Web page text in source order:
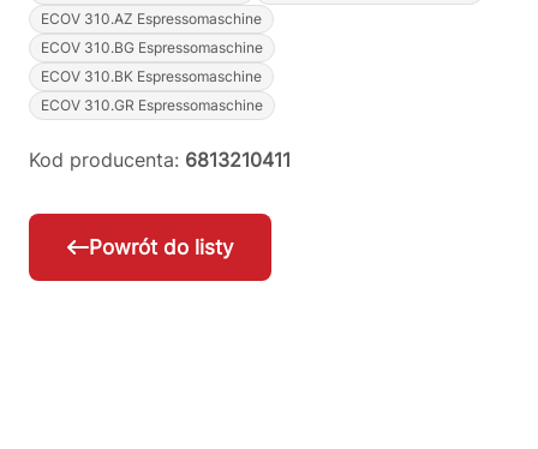
ECOV 310.AZ Espressomaschine
ECOV 310.BG Espressomaschine
ECOV 310.BK Espressomaschine
ECOV 310.GR Espressomaschine
Kod producenta: 6813210411
Powrót do listy